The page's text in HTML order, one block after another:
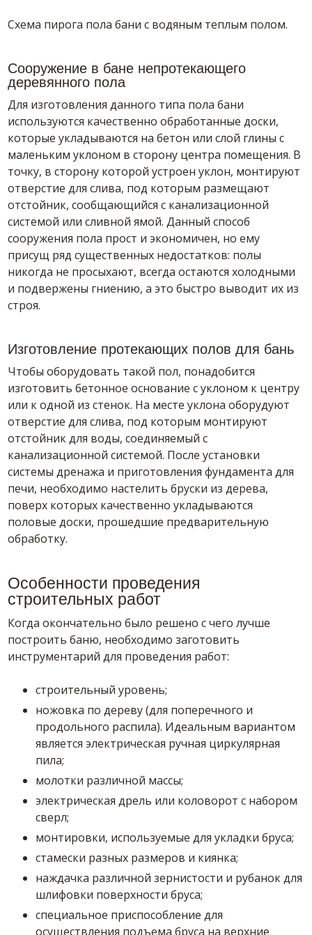
Схема пирога пола бани с водяным теплым полом.
Сооружение в бане непротекающего
деревянного пола
Для изготовления данного типа пола бани
используются качественно обработанные доски,
которые укладываются на бетон или слой глины с
маленьким уклоном в сторону центра помещения. В
точку, в сторону которой устроен уклон, монтируют
отверстие для слива, под которым размещают
отстойник, сообщающийся с канализационной
системой или сливной ямой. Данный способ
сооружения пола прост и экономичен, но ему
присущ ряд существенных недостатков: полы
никогда не просыхают, всегда остаются холодными
и подвержены гниению, а это быстро выводит их из
строя.
Изготовление протекающих полов для бань
Чтобы оборудовать такой пол, понадобится
изготовить бетонное основание с уклоном к центру
или к одной из стенок. На месте уклона оборудуют
отверстие для слива, под которым монтируют
отстойник для воды, соединяемый с
канализационной системой. После установки
системы дренажа и приготовления фундамента для
печи, необходимо настелить бруски из дерева,
поверх которых качественно укладываются
половые доски, прошедшие предварительную
обработку.
Особенности проведения
строительных работ
Когда окончательно было решено с чего лучше
построить баню, необходимо заготовить
инструментарий для проведения работ:
строительный уровень;
ножовка по дереву (для поперечного и
продольного распила). Идеальным вариантом
является электрическая ручная циркулярная
пила;
молотки различной массы;
электрическая дрель или коловорот с набором
сверл;
монтировки, используемые для укладки бруса;
стамески разных размеров и киянка;
наждачка различной зернистости и рубанок для
шлифовки поверхности бруса;
специальное приспособление для
осуществления подъема бруса на верхние